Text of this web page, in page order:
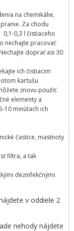
na chemikálie,
Za chodu
0,3 l čistiaceho
nechajte pracovať
doprať asi 30
ich čistiacim
kartušu
znovu použiť.
elementy a
10 minútach ich
častice, mastnoty
filtra, a tak
dezinfekčnými
v oddiele 2
nehody nájdete